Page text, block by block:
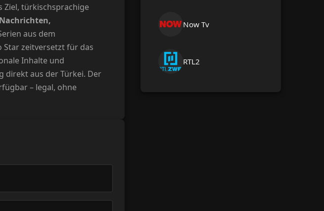
Ziel, türkischsprachige
aus dem
Star zeitversetzt für das
Inhalte und
direkt aus der Türkei. Der
– legal, ohne
Now Tv
RTL2